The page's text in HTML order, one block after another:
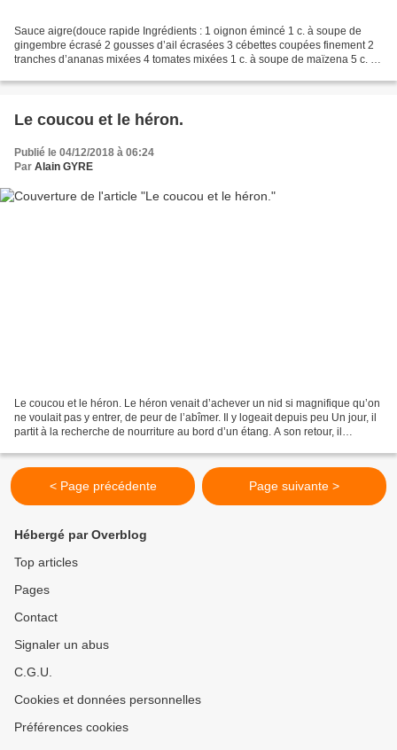
Sauce aigre(douce rapide Ingrédients : 1 oignon émincé 1 c. à soupe de
gingembre écrasé 2 gousses d’ail écrasées 3 cébettes coupées finement 2
tranches d’ananas mixées 4 tomates mixées 1 c. à soupe de maïzena 5 c. à
Le coucou et le héron.
Publié le 04/12/2018 à 06:24
Par Alain GYRE
Le coucou et le héron. Le héron venait d’achever un nid si magnifique qu’on
ne voulait pas y entrer, de peur de l’abîmer. Il y logeait depuis peu Un jour, il
partit à la recherche de nourriture au bord d’un étang. A son retour, il
< Page précédente Page suivante >
Hébergé par Overblog
Top articles
Pages
Contact
Signaler un abus
C.G.U.
Cookies et données personnelles
Préférences cookies